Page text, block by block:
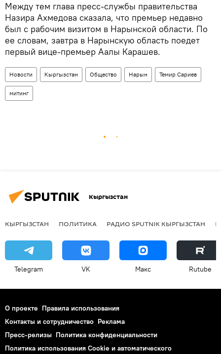
Между тем глава пресс-службы правительства
Назира Ахмедова сказала, что премьер недавно
был с рабочим визитом в Нарынской области. По
ее словам, завтра в Нарынскую область поедет
первый вице-премьер Аалы Карашев.
Новости Кыргызстан Общество Нарын Темир Сариев
митинг
Кыргызстан
КЫРГЫЗСТАН ПОЛИТИКА РАДИО SPUTNIK КЫРГЫЗСТАН
Telegram VK Макс Rutube
О проекте Правила использования
Контакты и сотрудничество Реклама
Пресс-релизы Политика конфиденциальности
Политика использования Cookie и автоматического